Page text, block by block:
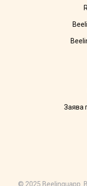
Заява
© 2025 Beelinguapp.